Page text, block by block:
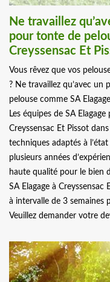
Ne travaillez
pour tonte de
Creyssensac Et
Vous rêvez que vos
? Ne travaillez qu’avec
pelouse comme SA
Les équipes de SA
Creyssensac Et Pissot
techniques adaptés à
plusieurs années
haute qualité pour le bien
SA Elagage à
à intervalle de 3 semaines
Veuillez demander votre